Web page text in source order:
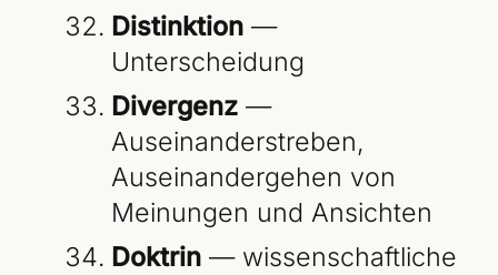
Distinktion—
Unterscheidung
Divergenz—
Auseinanderstreben,
Auseinandergehen von
Meinungen und Ansichten
Doktrin— wissenschaftliche